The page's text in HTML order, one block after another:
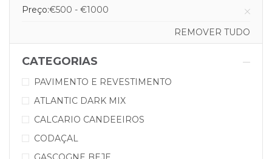
Preço:€500 - €1000
REMOVER TUDO
CATEGORIAS
PAVIMENTO E REVESTIMENTO
ATLANTIC DARK MIX
CALCARIO CANDEEIROS
CODAÇAL